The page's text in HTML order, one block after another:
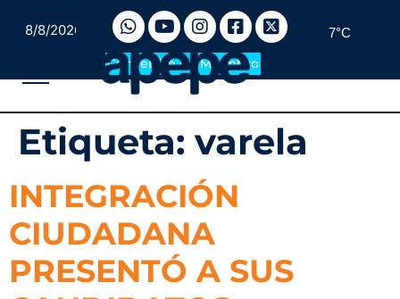
8/8/2026 7°C
Convertite en Miembro
Etiqueta:varela
INTEGRACIÓN
CIUDADANA
PRESENTÓ A SUS